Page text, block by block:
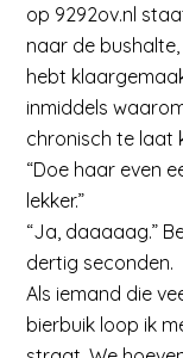
op 9292ov.nl
naar de
hebt
inmiddels
chronisch te laat
“Doe haar even
lekker.”
“Ja, daaaaag.”
dertig seconden.
Als iemand die
bierbuik loop ik